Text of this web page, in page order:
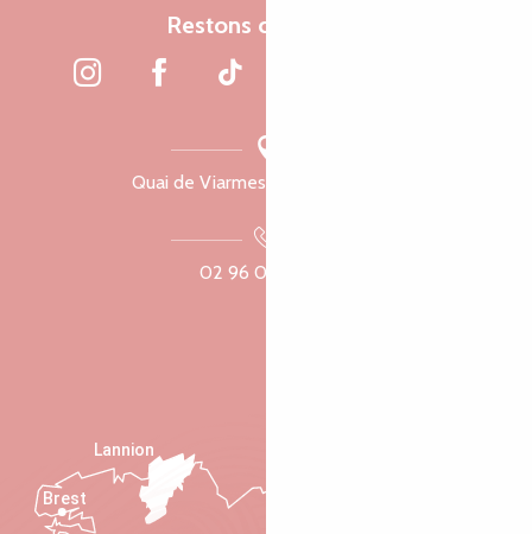
Restons connectés
Quai de Viarmes, 22300 Lannion
02 96 05 60 70
Lannion
Brest